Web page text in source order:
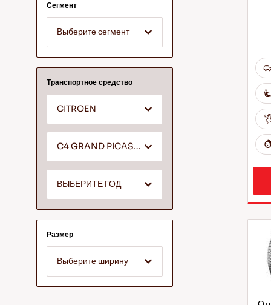
Сегмент
Выберите сегмент
Транспортное средство
CITROEN
C4 GRAND PICASSO
ВЫБЕРИТЕ ГОД
Размер
Выберите ширину